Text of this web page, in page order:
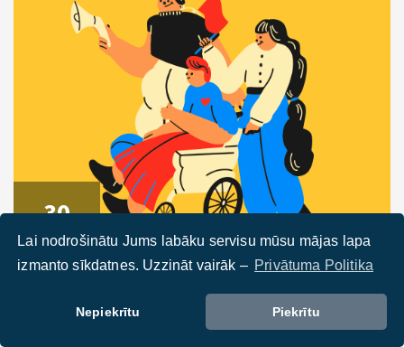
Lai nodrošinātu Jums labāku servisu mūsu mājas lapa
izmanto sīkdatnes. Uzzināt vairāk – Privātuma Politika
Nepiekrītu Piekrītu
30
OCT
AccessibleEU pasākums –